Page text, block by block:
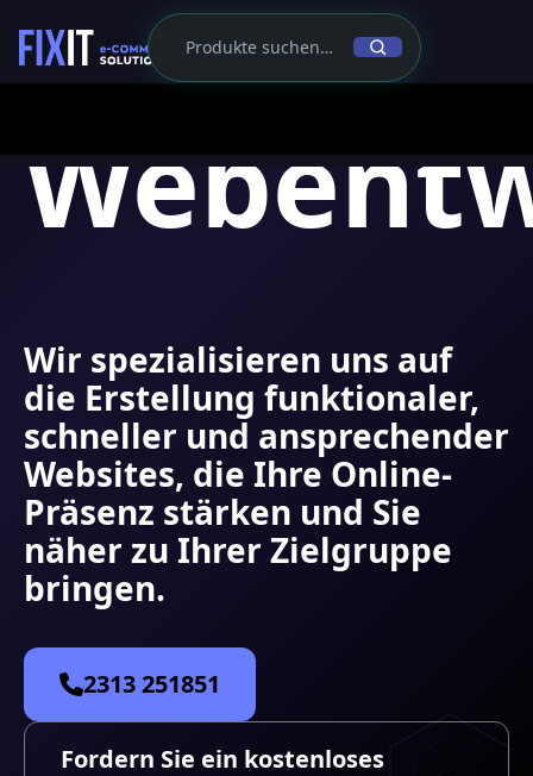
Wir spezialisieren uns auf
die Erstellung funktionaler,
schneller und ansprechender
Websites, die Ihre Online-
Präsenz stärken und Sie
näher zu Ihrer Zielgruppe
bringen.
2313 251851
Fordern Sie ein kostenloses